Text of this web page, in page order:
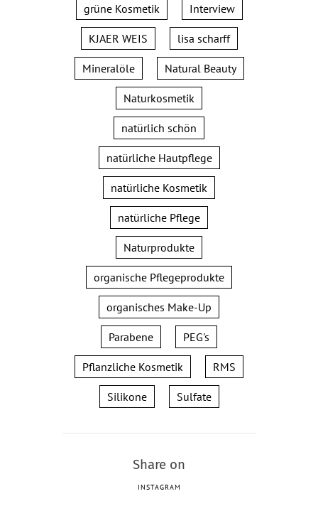
grüne Kosmetik Interview
KJAER WEIS lisa scharff
Mineralöle Natural Beauty
Naturkosmetik
natürlich schön
natürliche Hautpflege
natürliche Kosmetik
natürliche Pflege
Naturprodukte
organische Pflegeprodukte
organisches Make-Up
Parabene PEG's
Pflanzliche Kosmetik RMS
Silikone Sulfate
Share on
INSTAGRAM